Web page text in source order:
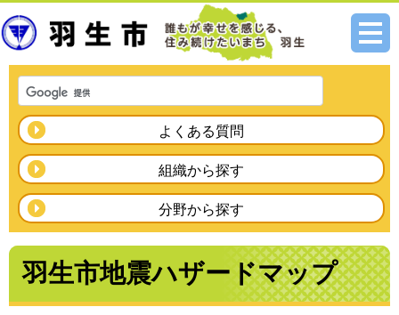
メニ
よくある質問
組織から探す
分野から探す
羽生市地震ハザードマップ